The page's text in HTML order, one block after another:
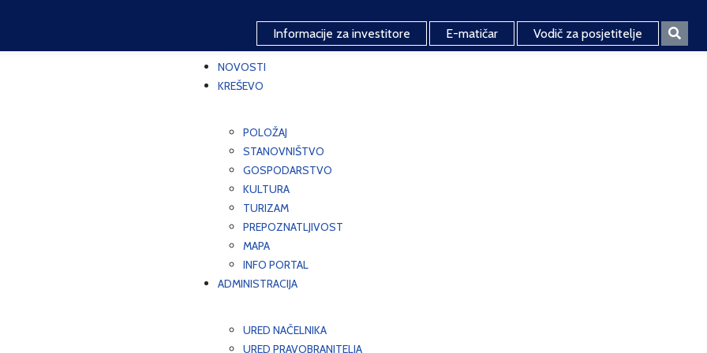
Informacije za investitore E-matičar Vodič za posjetitelje
NOVOSTI
KREŠEVO
POLOŽAJ
STANOVNIŠTVO
GOSPODARSTVO
KULTURA
TURIZAM
PREPOZNATLJIVOST
MAPA
INFO PORTAL
ADMINISTRACIJA
URED NAČELNIKA
URED PRAVOBRANITELJA